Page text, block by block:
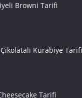
Browni Tarifi
Kurabiye Tarifi
Tarifi